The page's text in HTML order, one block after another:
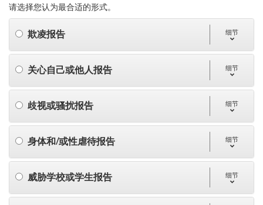
请选择您认为最合适的形式。
欺凌报告 细节
关心自己或他人报告 细节
歧视或骚扰报告 细节
身体和/或性虐待报告 细节
威胁学校或学生报告 细节